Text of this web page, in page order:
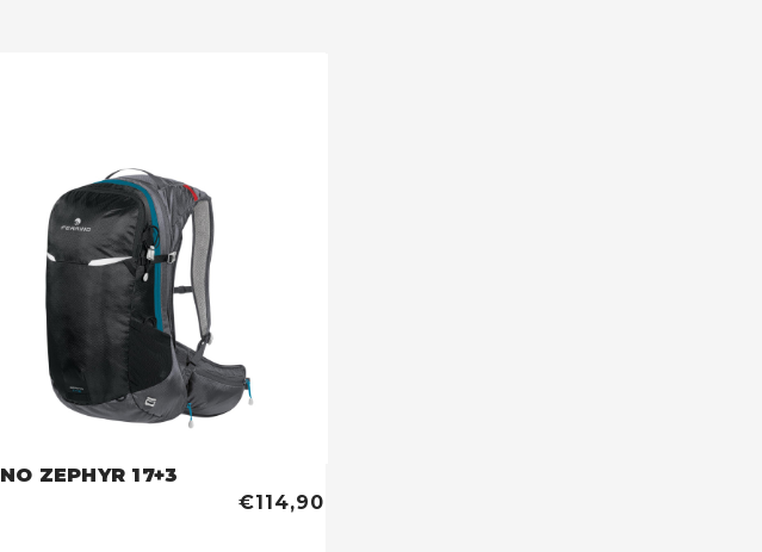
ZEPHYR 17+3
€114,90